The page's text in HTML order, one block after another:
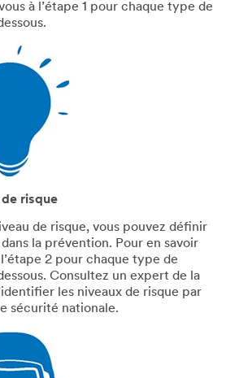
à l’étape 1 pour chaque type de
risque
de risque, vous pouvez définir
la prévention. Pour en savoir
2 pour chaque type de
Consultez un expert de la
les niveaux de risque par
sécurité nationale.